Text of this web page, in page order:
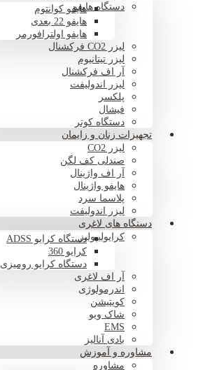
دستگاه هایفوهایفو کوانتوم
هایفو 22 بعدی
هایفو اولترافورمر
لیزر CO2 فرکشنال
لیزر تیتانیوم
آر اف فرکشنال
لیزر اندولیفت
پلکسر
فیشال
دستگاه کوتر
تجهیزات زنان و زایمان
لیزر CO2
صندلی کف لگن
آر اف واژینال
هایفو واژینال
پلاسما سرد
لیزر اندولیفت
دستگاه های لاغری
کرایولیپولیزدستگاه کرایو ADSS
کرایو 360
دستگاه کرایو رومیزی
آر اف لاغری
اندرمولوژی
کویتیشن
شاک ویو
EMS
بادی آنالیز
مشاوره و آموزش
مشاوره